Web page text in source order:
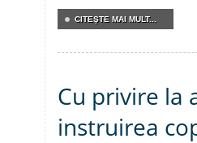
CITEŞTE MAI MULT...
Cu privire la
instruirea